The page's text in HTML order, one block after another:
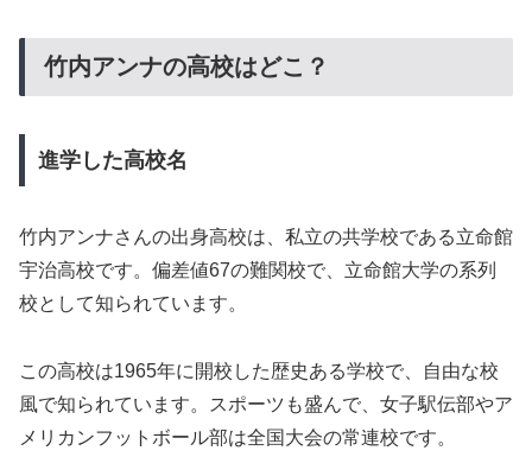
竹内アンナの高校はどこ？
進学した高校名
竹内アンナさんの出身高校は、私立の共学校である立命館
宇治高校です。偏差値67の難関校で、立命館大学の系列
校として知られています。
この高校は1965年に開校した歴史ある学校で、自由な校
風で知られています。スポーツも盛んで、女子駅伝部やア
メリカンフットボール部は全国大会の常連校です。